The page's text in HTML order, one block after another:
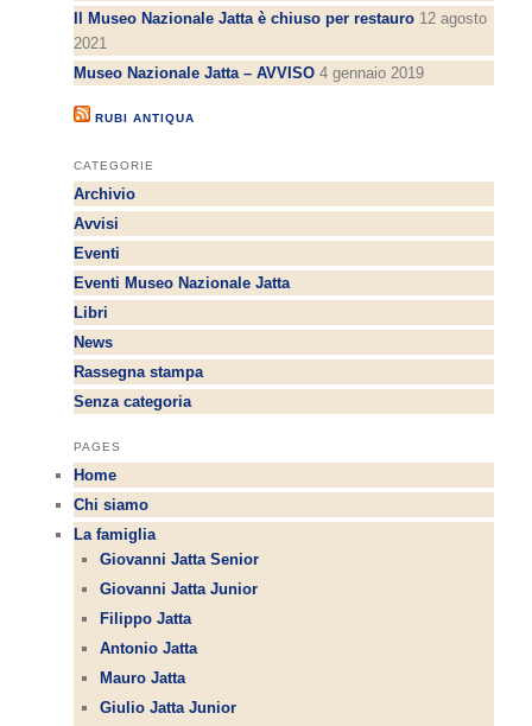
Il Museo Nazionale Jatta è chiuso per restauro 12 agosto
2021
Museo Nazionale Jatta – AVVISO 4 gennaio 2019
RUBI ANTIQUA
CATEGORIE
Archivio
Avvisi
Eventi
Eventi Museo Nazionale Jatta
Libri
News
Rassegna stampa
Senza categoria
PAGES
Home
Chi siamo
La famiglia
Giovanni Jatta Senior
Giovanni Jatta Junior
Filippo Jatta
Antonio Jatta
Mauro Jatta
Giulio Jatta Junior